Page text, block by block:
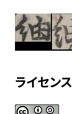
ライセンス